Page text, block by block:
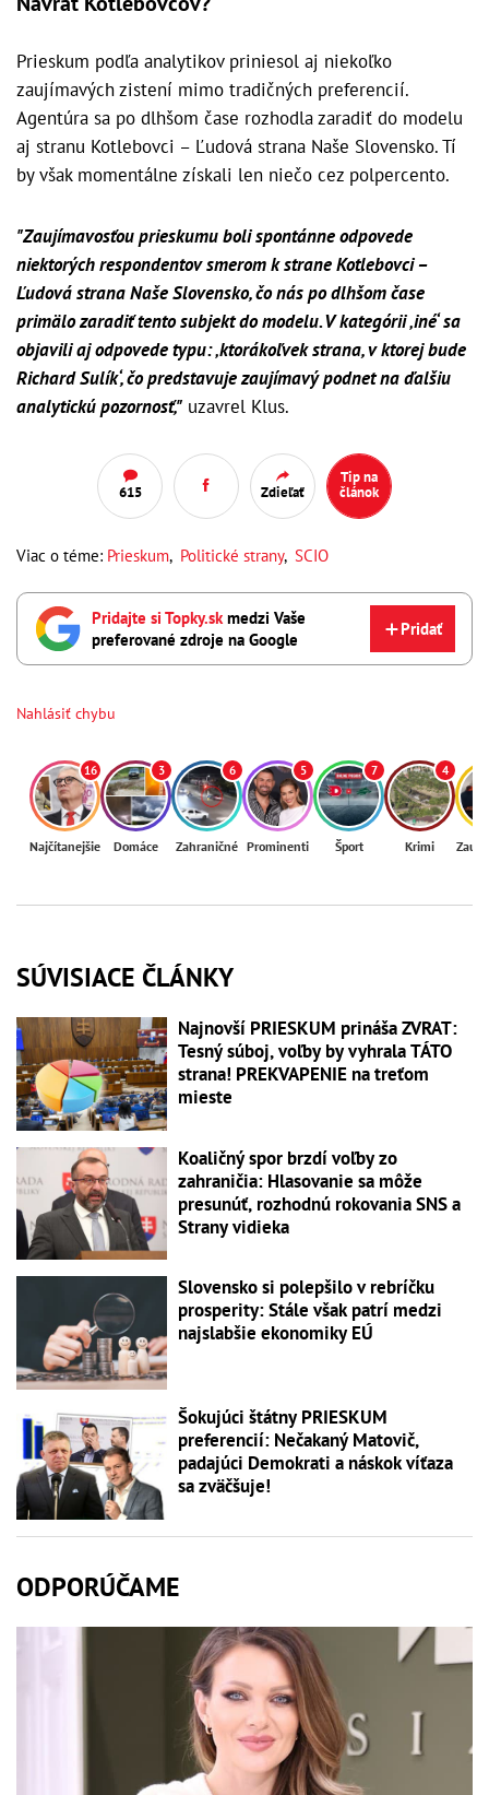
Prieskum podľa analytikov priniesol aj niekoľko
zaujímavých zistení mimo tradičných preferencií.
Agentúra sa po dlhšom čase rozhodla zaradiť do modelu
aj stranu Kotlebovci – Ľudová strana Naše Slovensko. Tí
by však momentálne získali len niečo cez polpercento.
"Zaujímavosťou prieskumu boli spontánne odpovede
niektorých respondentov smerom k strane Kotlebovci –
Ľudová strana Naše Slovensko, čo nás po dlhšom čase
primälo zaradiť tento subjekt do modelu. V kategórii ‚iné‘ sa
objavili aj odpovede typu: ‚ktorákoľvek strana, v ktorej bude
Richard Sulík‘, čo predstavuje zaujímavý podnet na ďalšiu
analytickú pozornosť," uzavrel Klus.
615 Zdieľať
Tip na
článok
Viac o téme: Prieskum, Politické strany, SCIO
Pridajte si Topky.sk medzi Vaše
preferované zdroje na Google
Pridať
Nahlásiť chybu
16
Najčítanejšie
3
Domáce
6
Zahraničné
5
Prominenti
7
Šport
4
Krimi
SÚVISIACE ČLÁNKY
Najnovší PRIESKUM prináša ZVRAT:
Tesný súboj, voľby by vyhrala TÁTO
strana! PREKVAPENIE na treťom
mieste
Koaličný spor brzdí voľby zo
zahraničia: Hlasovanie sa môže
presunúť, rozhodnú rokovania SNS a
Strany vidieka
Slovensko si polepšilo v rebríčku
prosperity: Stále však patrí medzi
najslabšie ekonomiky EÚ
Šokujúci štátny PRIESKUM
preferencií: Nečakaný Matovič,
padajúci Demokrati a náskok víťaza
sa zväčšuje!
ODPORÚČAME